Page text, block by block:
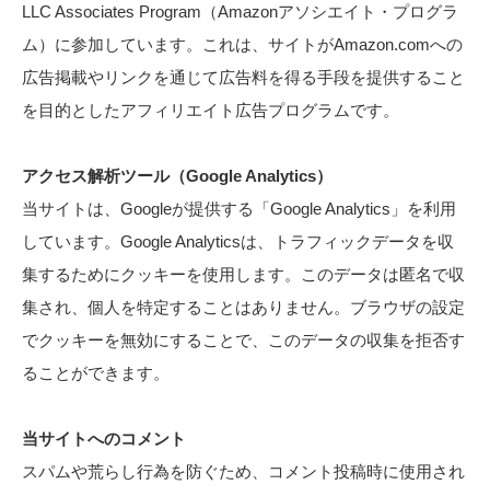
LLC Associates Program（Amazonアソシエイト・プログラ
ム）に参加しています。これは、サイトがAmazon.comへの
広告掲載やリンクを通じて広告料を得る手段を提供すること
を目的としたアフィリエイト広告プログラムです。
アクセス解析ツール（Google Analytics）
当サイトは、Googleが提供する「Google Analytics」を利用
しています。Google Analyticsは、トラフィックデータを収
集するためにクッキーを使用します。このデータは匿名で収
集され、個人を特定することはありません。ブラウザの設定
でクッキーを無効にすることで、このデータの収集を拒否す
ることができます。
当サイトへのコメント
スパムや荒らし行為を防ぐため、コメント投稿時に使用され